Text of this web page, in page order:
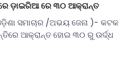
ଡ଼ାଇରିଆ ରେ ୩୦ ଆକ୍ରାନ୍ତ
ସମାଚାର /ଅଭୟ ଜେନା )- କଟକ
ଆକ୍ରାନ୍ତ ହୋଇ ୩୦ ରୁ ଉର୍ଦ୍ଧ